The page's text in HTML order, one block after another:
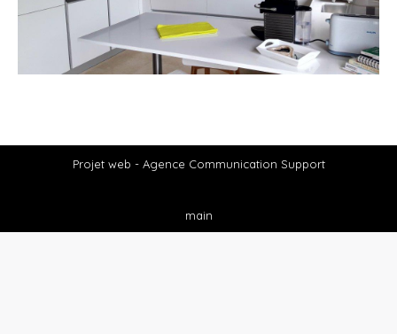
Projet web - Agence Communication Support
main